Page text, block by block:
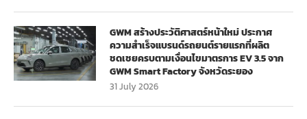
GWM สร้างประวัติศาสตร์หน้าใหม่ ประกาศ
ความสำเร็จแบรนด์รถยนต์รายแรกที่ผลิต
ชดเชยครบตามเงื่อนไขมาตรการ EV 3.5 จาก
GWM Smart Factory จังหวัดระยอง
31 July 2026